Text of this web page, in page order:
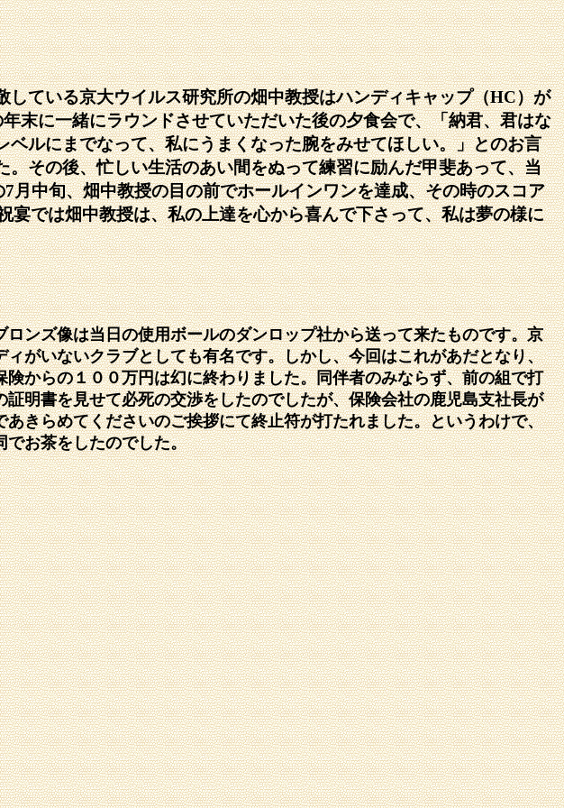
ている京大ウイルス研究所の畑中教授はハンディキャップ（HC）が
末に一緒にラウンドさせていただいた後の夕食会で、「納君、君はな
ルにまでなって、私にうまくなった腕をみせてほしい。」とのお言
その後、忙しい生活のあい間をぬって練習に励んだ甲斐あって、当
7月中旬、畑中教授の目の前でホールインワンを達成、その時のスコア
では畑中教授は、私の上達を心から喜んで下さって、私は夢の様に
ンズ像は当日の使用ボールのダンロップ社から送って来たものです。京
がいないクラブとしても有名です。しかし、今回はこれがあだとなり、
からの１００万円は幻に終わりました。同伴者のみならず、前の組で打
明書を見せて必死の交渉をしたのでしたが、保険会社の鹿児島支社長が
きらめてくださいのご挨拶にて終止符が打たれました。というわけで、
でお茶をしたのでした。